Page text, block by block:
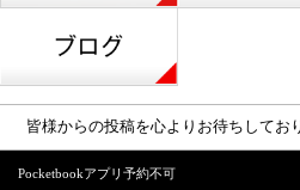
皆様からの投稿を心よりお待ちしてお
Pocketbookアプリ予約不可